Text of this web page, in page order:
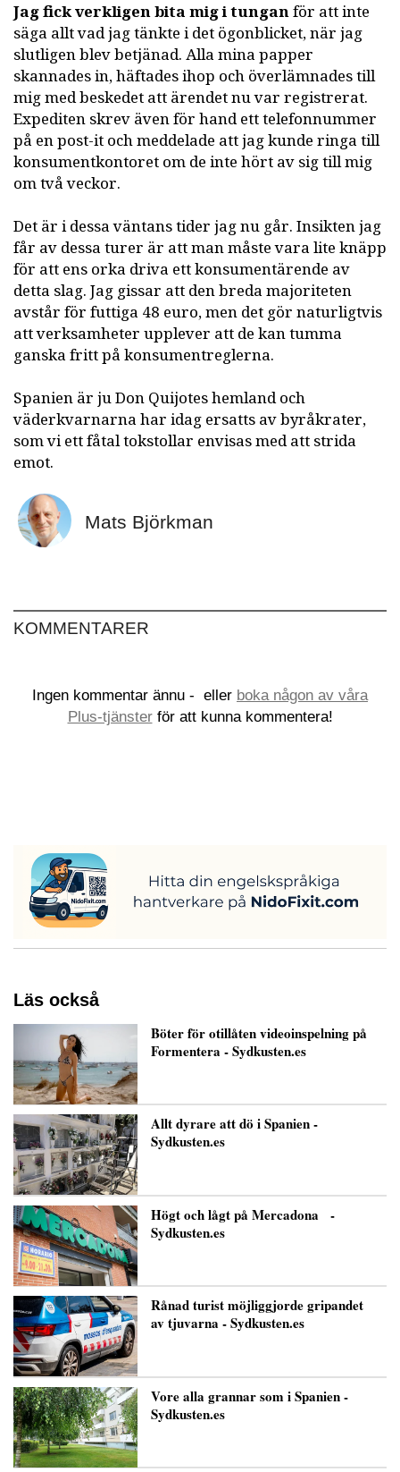
Jag fick verkligen bita mig i tunganför att inte
säga allt vad jag tänkte i det ögonblicket, när jag
slutligen blev betjänad. Alla mina papper
skannades in, häftades ihop och överlämnades till
mig med beskedet att ärendet nu var registrerat.
Expediten skrev även för hand ett telefonnummer
på en post-it och meddelade att jag kunde ringa till
konsumentkontoret om de inte hört av sig till mig
om två veckor.
Det är i dessa väntans tider jag nu går. Insikten jag
får av dessa turer är att man måste vara lite knäpp
för att ens orka driva ett konsumentärende av
detta slag. Jag gissar att den breda majoriteten
avstår för futtiga 48 euro, men det gör naturligtvis
att verksamheter upplever att de kan tumma
ganska fritt på konsumentreglerna.
Spanien är ju Don Quijotes hemland och
väderkvarnarna har idag ersatts av byråkrater,
som vi ett fåtal tokstollar envisas med att strida
emot.
Mats Björkman
KOMMENTARER
Ingen kommentar ännu - eller boka någon av våra
Plus-tjänsterför att kunna kommentera!